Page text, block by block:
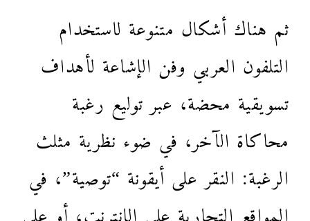
ثم هناك أشكال متنوعة لاستخدام
التلفون العربي وفن الإشاعة لأهداف
تسويقية محضة، عبر توليع رغبة
محاكاة الآخر، في ضوء نظرية مثلث
الرغبة: النقر على أيقونة “توصية”، في
المواقع التجارية على الإنترنت، أو على